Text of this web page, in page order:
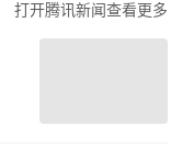
打开腾讯新闻查看更多